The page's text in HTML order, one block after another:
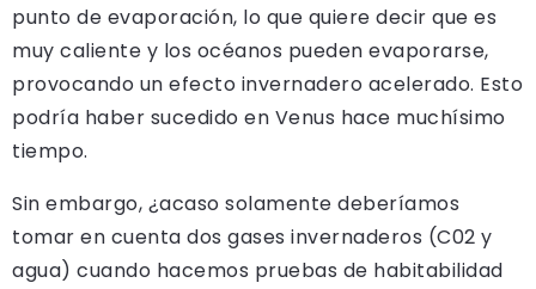
punto de evaporación, lo que quiere decir que es
muy caliente y los océanos pueden evaporarse,
provocando un efecto invernadero acelerado. Esto
podría haber sucedido en Venus hace muchísimo
tiempo.
Sin embargo, ¿acaso solamente deberíamos
tomar en cuenta dos gases invernaderos (C02 y
agua) cuando hacemos pruebas de habitabilidad